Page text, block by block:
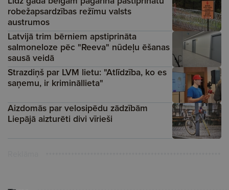
robežapsardzības režīmu valsts
austrumos
Latvijā trim bērniem apstiprināta
salmoneloze pēc "Reeva" nūdeļu ēšanas
sausā veidā
Strazdiņš par LVM lietu: "Atlīdzība, ko es
saņemu, ir krimināllieta"
Aizdomās par velosipēdu zādzībām
Liepājā aizturēti divi vīrieši